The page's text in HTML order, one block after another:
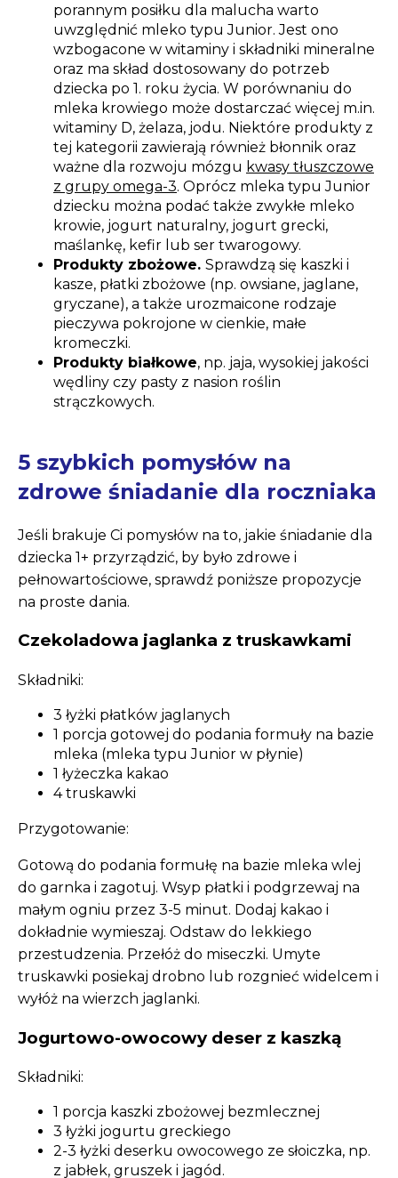
porannym posiłku dla malucha warto
uwzględnić mleko typu Junior. Jest ono
wzbogacone w witaminy i składniki mineralne
oraz ma skład dostosowany do potrzeb
dziecka po 1. roku życia. W porównaniu do
mleka krowiego może dostarczać więcej m.in.
witaminy D, żelaza, jodu. Niektóre produkty z
tej kategorii zawierają również błonnik oraz
ważne dla rozwoju mózgu kwasy tłuszczowe
z grupy omega-3. Oprócz mleka typu Junior
dziecku można podać także zwykłe mleko
krowie, jogurt naturalny, jogurt grecki,
maślankę, kefir lub ser twarogowy.
Produkty zbożowe. Sprawdzą się kaszki i
kasze, płatki zbożowe (np. owsiane, jaglane,
gryczane), a także urozmaicone rodzaje
pieczywa pokrojone w cienkie, małe
kromeczki.
Produkty białkowe, np. jaja, wysokiej jakości
wędliny czy pasty z nasion roślin
strączkowych.
5 szybkich pomysłów na
zdrowe śniadanie dla roczniaka
Jeśli brakuje Ci pomysłów na to, jakie śniadanie dla
dziecka 1+ przyrządzić, by było zdrowe i
pełnowartościowe, sprawdź poniższe propozycje
na proste dania.
Czekoladowa jaglanka z truskawkami
Składniki:
3 łyżki płatków jaglanych
1 porcja gotowej do podania formuły na bazie
mleka (mleka typu Junior w płynie)
1 łyżeczka kakao
4 truskawki
Przygotowanie:
Gotową do podania formułę na bazie mleka wlej
do garnka i zagotuj. Wsyp płatki i podgrzewaj na
małym ogniu przez 3-5 minut. Dodaj kakao i
dokładnie wymieszaj. Odstaw do lekkiego
przestudzenia. Przełóż do miseczki. Umyte
truskawki posiekaj drobno lub rozgnieć widelcem i
wyłóż na wierzch jaglanki.
Jogurtowo-owocowy deser z kaszką
Składniki:
1 porcja kaszki zbożowej bezmlecznej
3 łyżki jogurtu greckiego
2-3 łyżki deserku owocowego ze słoiczka, np.
z jabłek, gruszek i jagód.